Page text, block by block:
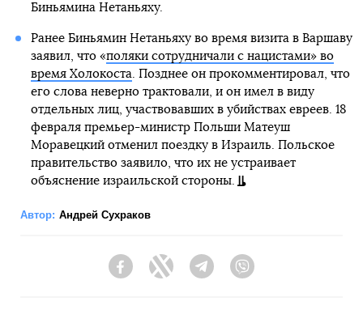
Биньямина Нетаньяху.
Ранее Биньямин Нетаньяху во время визита в Варшаву
заявил, что «поляки сотрудничали с нацистами» во
время Холокоста. Позднее он прокомментировал, что
его слова неверно трактовали, и он имел в виду
отдельных лиц, участвовавших в убийствах евреев. 18
февраля премьер-министр Польши Матеуш
Моравецкий отменил поездку в Израиль. Польское
правительство заявило, что их не устраивает
объяснение израильской стороны.
Автор: Андрей Сухраков
FacebookTwitter Telegram